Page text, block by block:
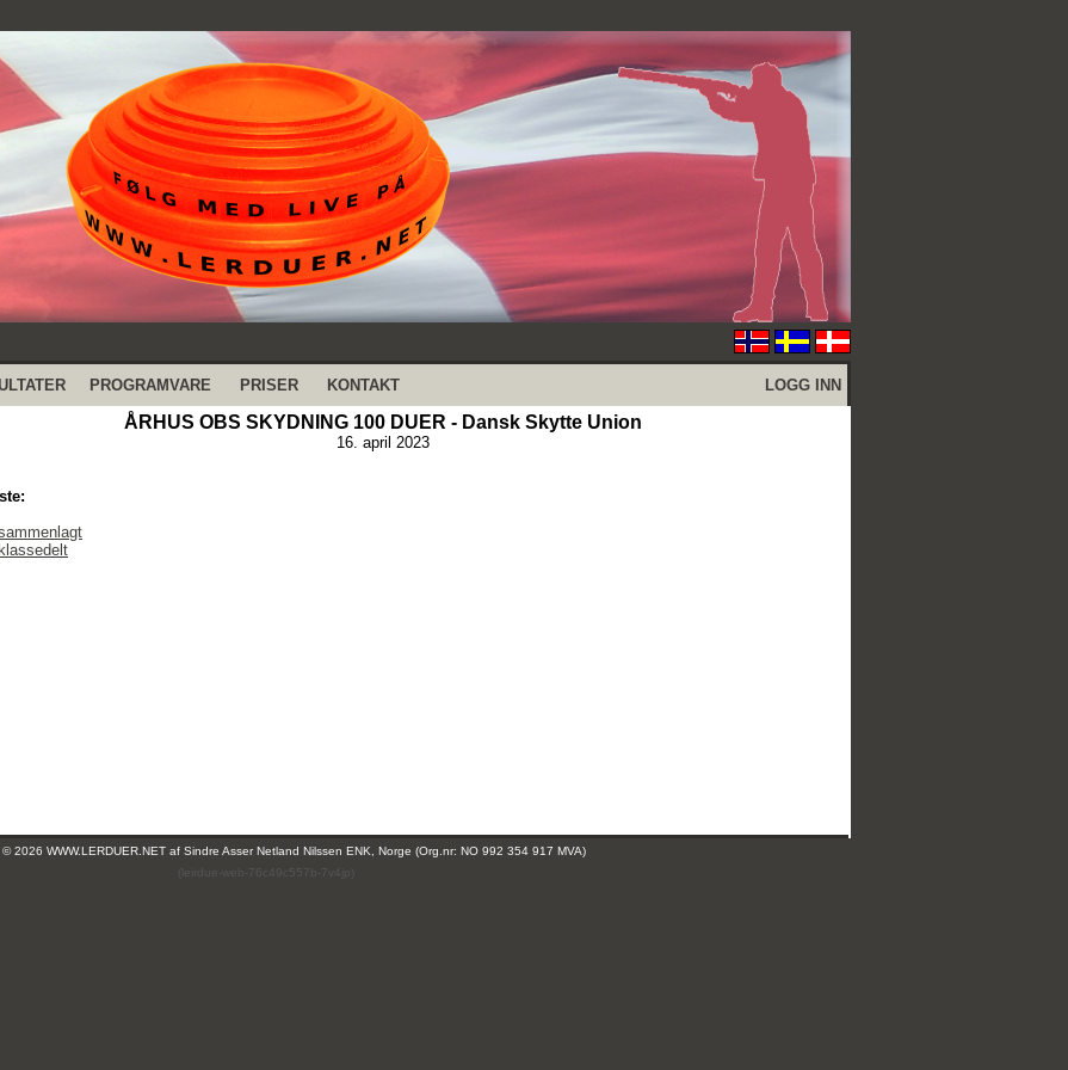
PROGRAMVARE PRISER KONTAKT LOGG INN
ÅRHUS OBS SKYDNING 100 DUER - Dansk Skytte Union
16. april 2023
2026 WWW.LERDUER.NET af Sindre Asser Netland Nilssen ENK, Norge (Org.nr: NO 992 354 917 MVA)
(leirdue-web-76c49c557b-7v4jp)